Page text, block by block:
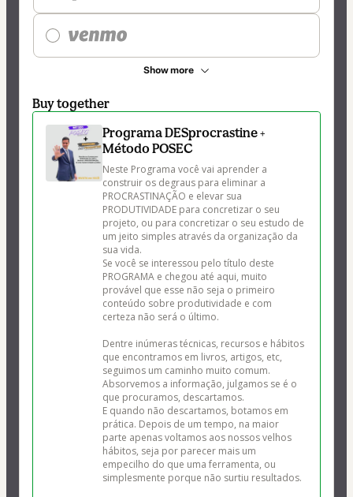
Show more
Buy together
Programa DESprocrastine +
Método POSEC
Neste Programa você vai aprender a
construir os degraus para eliminar a
PROCRASTINAÇÃO e elevar sua
PRODUTIVIDADE para concretizar o seu
projeto, ou para concretizar o seu estudo de
um jeito simples através da organização da
sua vida.
Se você se interessou pelo título deste
PROGRAMA e chegou até aqui, muito
provável que esse não seja o primeiro
conteúdo sobre produtividade e com
certeza não será o último.
Dentre inúmeras técnicas, recursos e hábitos
que encontramos em livros, artigos, etc,
seguimos um caminho muito comum.
Absorvemos a informação, julgamos se é o
que procuramos, descartamos.
E quando não descartamos, botamos em
prática. Depois de um tempo, na maior
parte apenas voltamos aos nossos velhos
hábitos, seja por parecer mais um
empecilho do que uma ferramenta, ou
simplesmente porque não surtiu resultados.